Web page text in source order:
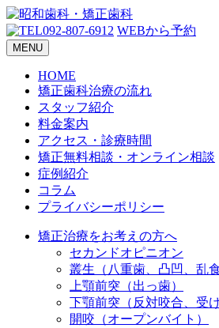
092-807-6912 WEBから予約
MENU
HOME
矯正歯科治療の流れ
スタッフ紹介
料金案内
アクセス・診療時間
矯正無料相談・オンライン相談
症例紹介
コラム
プライバシーポリシー
矯正治療をお考えの方へ
セカンドオピニオン
叢生（八重歯、凸凹、乱食
上顎前突（出っ歯）
下顎前突（反対咬合、受け
開咬（オープンバイト）